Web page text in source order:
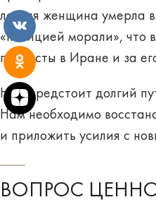
летняя женщина умерла
«полицией морали», что
протесты в Иране и за
Нам предстоит долгий
Нам необходимо
и приложить усилия с
ВОПРОС